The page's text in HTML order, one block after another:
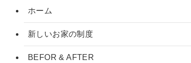
ホーム
新しいお家の制度
BEFOR & AFTER